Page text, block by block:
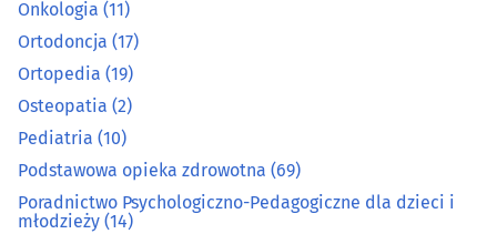
Medyczna aparatura i materiały
Medyczny i rehabilitacyjny sprzęt
Nefrologia(5)
Neurochirurgia(4)
Onkologia (11)
Ortodoncja (17)
Ortopedia (19)
Osteopatia (2)
Pediatria (10)
Podstawowa opieka zdrowotna (69)
Poradnictwo Psychologiczno-Pedagogiczne dla dzieci i
młodzieży (14)